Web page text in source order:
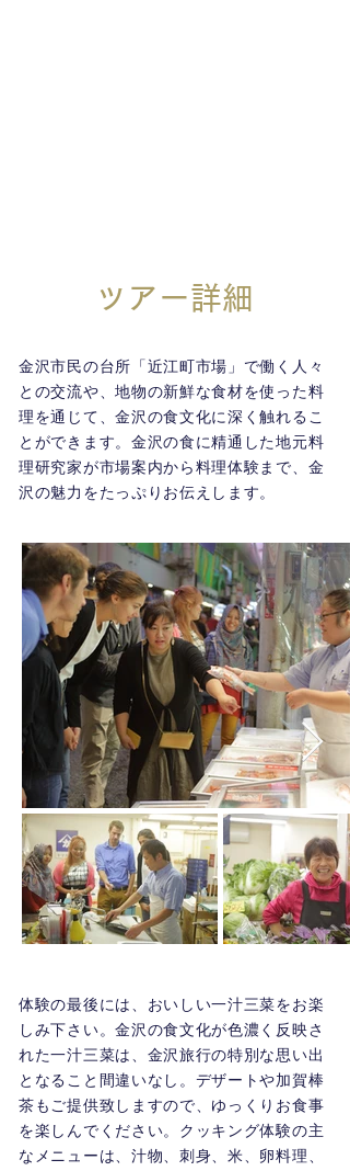
ツアー詳細
金沢市民の台所「近江町市場」で働く人々
との交流や、地物の新鮮な食材を使った料
理を通じて、金沢の食文化に深く触れるこ
とができます。金沢の食に精通した地元料
理研究家が市場案内から料理体験まで、金
沢の魅力をたっぷりお伝えします。
体験の最後には、おいしい一汁三菜をお楽
しみ下さい。金沢の食文化が色濃く反映さ
れた一汁三菜は、金沢旅行の特別な思い出
となること間違いなし。デザートや加賀棒
茶もご提供致しますので、ゆっくりお食事
を楽しんでください。クッキング体験の主
なメニューは、汁物、刺身、米、卵料理、